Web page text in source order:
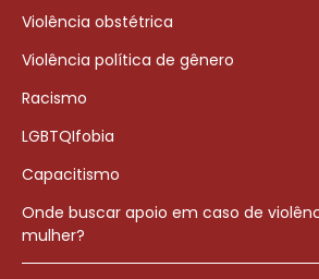
Violência obstétrica
Violência política de gênero
Racismo
LGBTQIfobia
Capacitismo
Onde buscar apoio em caso de
mulher?